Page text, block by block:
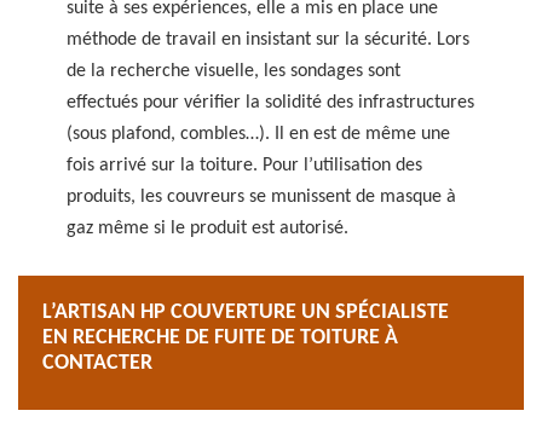
suite à ses expériences, elle a mis en place une
méthode de travail en insistant sur la sécurité. Lors
de la recherche visuelle, les sondages sont
effectués pour vérifier la solidité des infrastructures
(sous plafond, combles…). Il en est de même une
fois arrivé sur la toiture. Pour l’utilisation des
produits, les couvreurs se munissent de masque à
gaz même si le produit est autorisé.
L’ARTISAN HP COUVERTURE UN SPÉCIALISTE
EN RECHERCHE DE FUITE DE TOITURE À
CONTACTER